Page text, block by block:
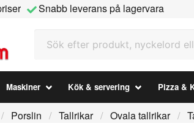
Snabb leverans på lagervara
Maskiner Kök & servering Pizza &
Porslin Tallrikar Ovala tallrikar